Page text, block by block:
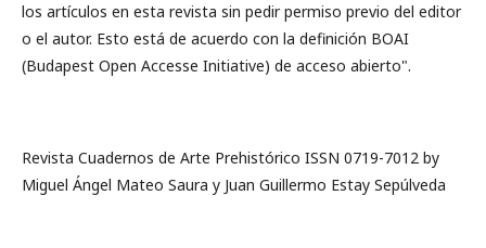
los artículos en esta revista sin pedir permiso previo del editor
o el autor. Esto está de acuerdo con la definición BOAI
(Budapest Open Accesse Initiative) de acceso abierto".
Revista Cuadernos de Arte Prehistórico ISSN 0719-7012 by
Miguel Ángel Mateo Saura y Juan Guillermo Estay Sepúlveda